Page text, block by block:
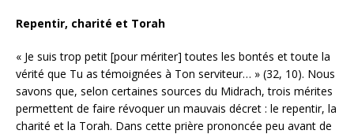
Repentir, charité et Torah
« Je suis trop petit [pour mériter] toutes les bontés et toute la
vérité que Tu as témoignées à Ton serviteur… » (32, 10). Nous
savons que, selon certaines sources du Midrach, trois mérites
permettent de faire révoquer un mauvais décret : le repentir, la
charité et la Torah. Dans cette prière prononcée peu avant de